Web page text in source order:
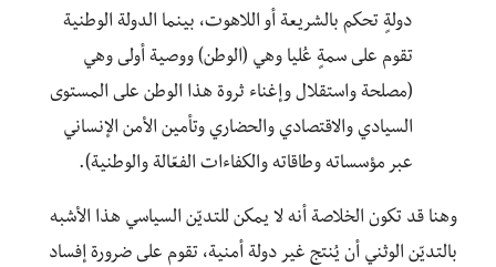
دولةٍ تحكم بالشريعة أو اللاهوت، بينما الدولة الوطنية
تقوم على سمةٍ عُليا وهي (الوطن) ووصية أولى وهي
(مصلحة واستقلال وإغناء ثروة هذا الوطن على المستوى
السيادي والاقتصادي والحضاري وتأمين الأمن الإنساني
عبر مؤسساته وطاقاته والكفاءات الفعّالة والوطنية).
وهنا قد تكون الخلاصة أنه لا يمكن للتديّن السياسي هذا الأشبه
بالتديّن الوثني أن يُنتج غير دولة أمنية، تقوم على ضرورة إفساد